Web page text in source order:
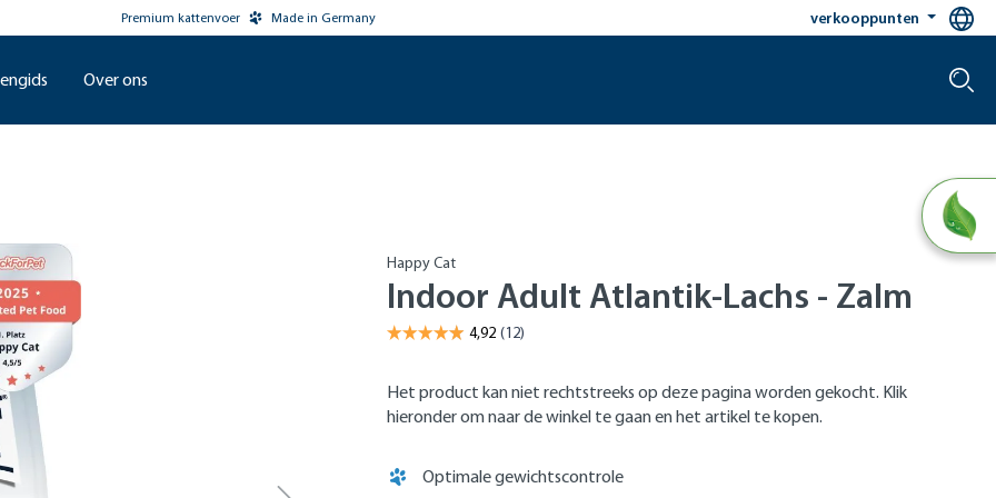
Premium kattenvoer Made in Germany verkooppunten
Over ons
Happy Cat
Indoor Adult Atlantik-Lachs - Zalm
Het product kan niet rechtstreeks op deze pagina worden gekocht. Klik
hieronder om naar de winkel te gaan en het artikel te kopen.
Optimale gewichtscontrole